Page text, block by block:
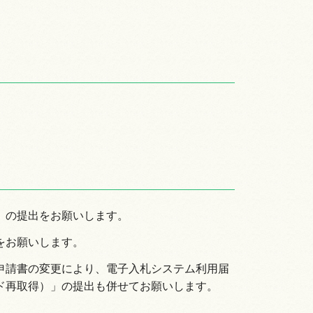
提出をお願いします。
願いします。
書の変更により、電子入札システム利用届
取得）」の提出も併せてお願いします。